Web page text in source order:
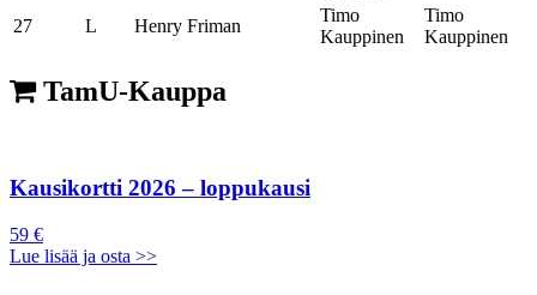
27 L Henry Friman
Timo
Kauppinen
Timo
Kauppinen
TamU-Kauppa
Kausikortti 2026 – loppukausi
59 €
Lue lisää ja osta >>